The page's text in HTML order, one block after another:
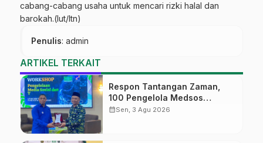
cabang-cabang usaha untuk mencari rizki halal dan
barokah.(lut/ltn)
Penulis: admin
ARTIKEL TERKAIT
Respon Tantangan Zaman,
100 Pengelola Medsos
Sekolah Ma’arif Pekalongan
calendar_monthSen, 3 Agu 2026